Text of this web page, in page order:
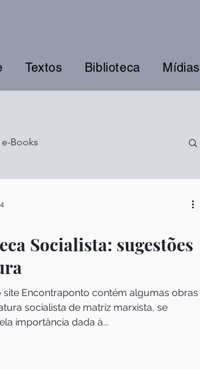
Textos Biblioteca Mídias
e-Books
Socialista: sugestões
site Encontraponto contém algumas obras
socialista de matriz marxista, se
importância dada à...